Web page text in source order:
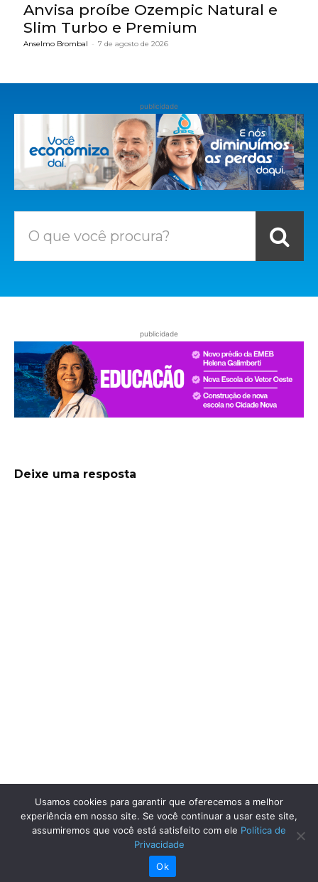
Anvisa proíbe Ozempic Natural e
Slim Turbo e Premium
Anselmo Brombal - 7 de agosto de 2026
publicidade
O que você procura?
publicidade
Deixe uma resposta
Usamos cookies para garantir que oferecemos a melhor
experiência em nosso site. Se você continuar a usar este site,
assumiremos que você está satisfeito com ele Política de
Privacidade
Ok